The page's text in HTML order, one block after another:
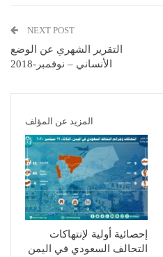
NEXT POST
التقرير الشهري عن الوضع
الأنساني – نوفمبر-2018
المزيد عن المؤلف
إحصائية أولية لإنتهاكات
التحالف السعودي في اليمن